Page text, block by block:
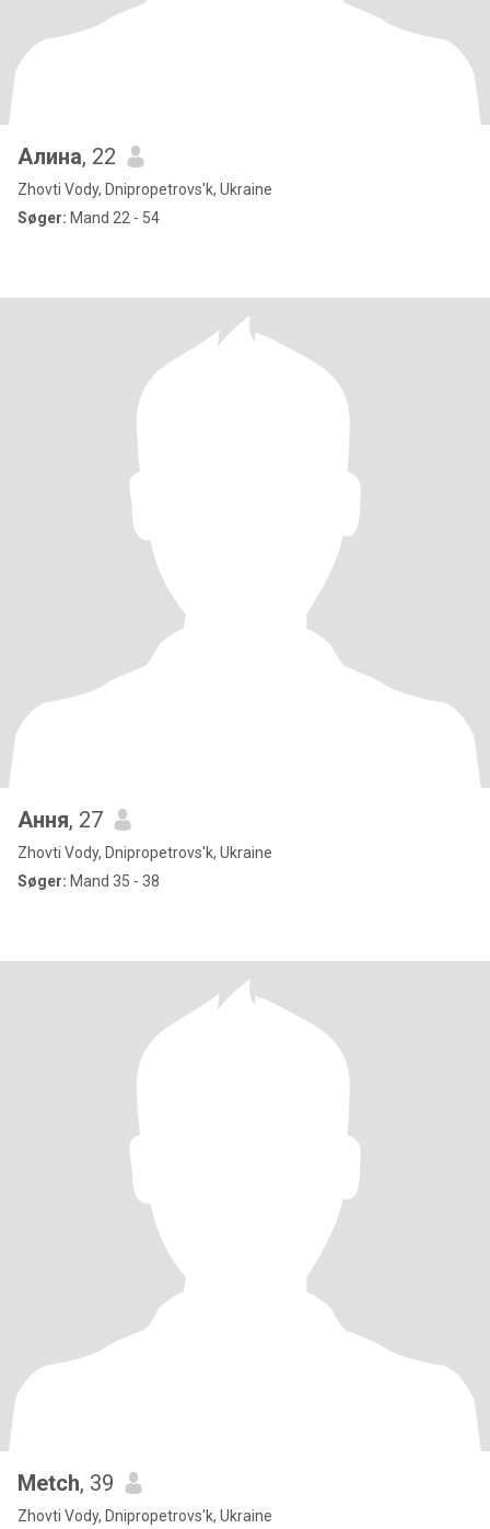
Алина, 22
Zhovti Vody, Dnipropetrovs'k, Ukraine
Søger: Mand 22 - 54
Ання, 27
Zhovti Vody, Dnipropetrovs'k, Ukraine
Søger: Mand 35 - 38
Metch, 39
Zhovti Vody, Dnipropetrovs'k, Ukraine